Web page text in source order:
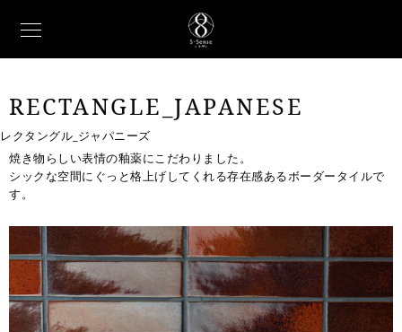
RECTANGLE_JAPANESE
レクタングル_ジャパニーズ
焼き物らしい表情の釉薬にこだわりました。
シックな空間にぐっと格上げしてくれる存在感あるボーダータイルで
す。